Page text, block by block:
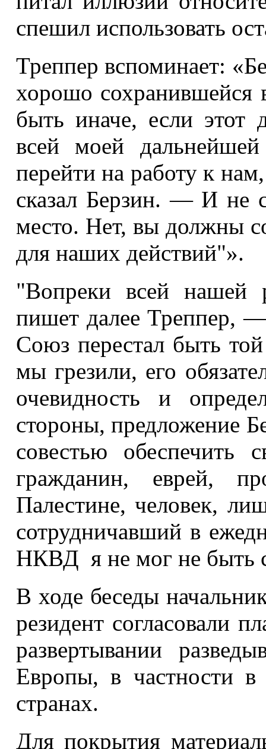
спешил использовать
Треппер вспоминает:
хорошо
быть иначе, если этот
всей моей
перейти на работу к
сказал Берзин. — И не
место. Нет, вы должны
для наших действий"».
"Вопреки всей нашей
пишет далее Треппер,
Союз перестал быть
мы грезили, его
очевидность и
стороны, предложение
совестью обеспечить
гражданин, еврей,
Палестине, человек,
сотрудничавший в
НКВД я не мог не быть
В ходе беседы
резидент согласовали
развертывании
Европы, в частности
странах.
Для покрытия